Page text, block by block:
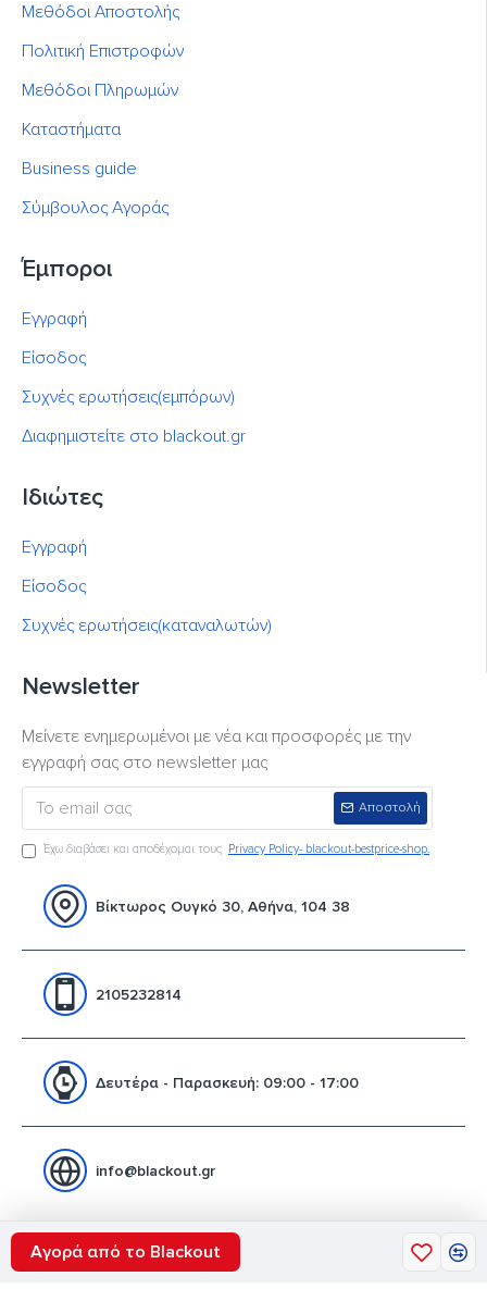
Αγορά από το Blackout
Μεθόδοι Αποστολής
Πολιτική Επιστροφών
Μεθόδοι Πληρωμών
Καταστήματα
Business guide
Σύμβουλος Αγοράς
Έμποροι
Εγγραφή
Είσοδος
Συχνές ερωτήσεις(εμπόρων)
Διαφημιστείτε στο blackout.gr
Ιδιώτες
Εγγραφή
Είσοδος
Συχνές ερωτήσεις(καταναλωτών)
Newsletter
Μείνετε ενημερωμένοι με νέα και προσφορές με την
εγγραφή σας στο newsletter μας
Αποστολή
Έχω διαβάσει και αποδέχομαι τους Privacy Policy- blackout-bestprice-shop.
Βίκτωρος Ουγκό 30, Αθήνα, 104 38
2105232814
Δευτέρα - Παρασκευή: 09:00 - 17:00
info@blackout.gr